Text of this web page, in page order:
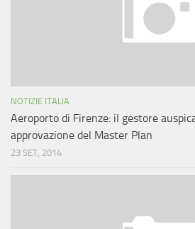
NOTIZIE ITALIA
Aeroporto di Firenze: il gestore
approvazione del Master Plan
23 SET, 2014